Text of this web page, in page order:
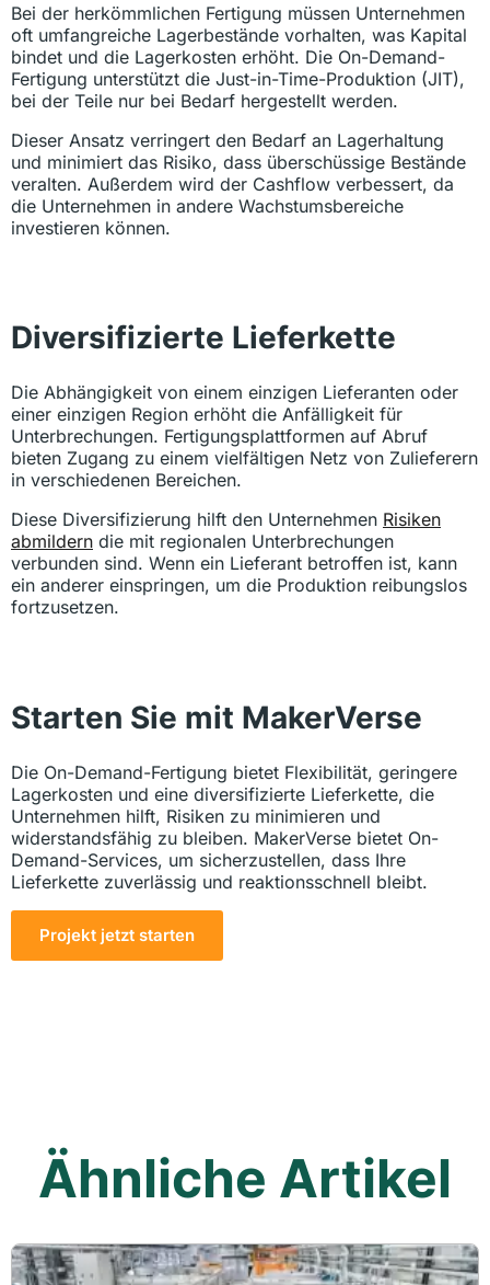
Bei der herkömmlichen Fertigung müssen Unternehmen
oft umfangreiche Lagerbestände vorhalten, was Kapital
bindet und die Lagerkosten erhöht. Die On-Demand-
Fertigung unterstützt die Just-in-Time-Produktion (JIT),
bei der Teile nur bei Bedarf hergestellt werden.
Dieser Ansatz verringert den Bedarf an Lagerhaltung
und minimiert das Risiko, dass überschüssige Bestände
veralten. Außerdem wird der Cashflow verbessert, da
die Unternehmen in andere Wachstumsbereiche
investieren können.
Diversifizierte Lieferkette
Die Abhängigkeit von einem einzigen Lieferanten oder
einer einzigen Region erhöht die Anfälligkeit für
Unterbrechungen. Fertigungsplattformen auf Abruf
bieten Zugang zu einem vielfältigen Netz von Zulieferern
in verschiedenen Bereichen.
Diese Diversifizierung hilft den Unternehmen Risiken
abmildern die mit regionalen Unterbrechungen
verbunden sind. Wenn ein Lieferant betroffen ist, kann
ein anderer einspringen, um die Produktion reibungslos
fortzusetzen.
Starten Sie mit MakerVerse
Die On-Demand-Fertigung bietet Flexibilität, geringere
Lagerkosten und eine diversifizierte Lieferkette, die
Unternehmen hilft, Risiken zu minimieren und
widerstandsfähig zu bleiben. MakerVerse bietet On-
Demand-Services, um sicherzustellen, dass Ihre
Lieferkette zuverlässig und reaktionsschnell bleibt.
Projekt jetzt starten
Ähnliche Artikel